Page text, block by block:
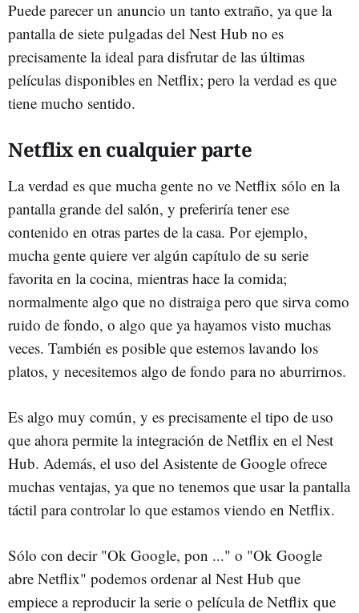
Puede parecer un anuncio un tanto extraño, ya que la
pantalla de siete pulgadas del Nest Hub no es
precisamente la ideal para disfrutar de las últimas
películas disponibles en Netflix; pero la verdad es que
tiene mucho sentido.
Netflix en cualquier parte
La verdad es que mucha gente no ve Netflix sólo en la
pantalla grande del salón, y preferiría tener ese
contenido en otras partes de la casa. Por ejemplo,
mucha gente quiere ver algún capítulo de su serie
favorita en la cocina, mientras hace la comida;
normalmente algo que no distraiga pero que sirva como
ruido de fondo, o algo que ya hayamos visto muchas
veces. También es posible que estemos lavando los
platos, y necesitemos algo de fondo para no aburrirnos.
Es algo muy común, y es precisamente el tipo de uso
que ahora permite la integración de Netflix en el Nest
Hub. Además, el uso del Asistente de Google ofrece
muchas ventajas, ya que no tenemos que usar la pantalla
táctil para controlar lo que estamos viendo en Netflix.
Sólo con decir "Ok Google, pon ..." o "Ok Google
abre Netflix" podemos ordenar al Nest Hub que
empiece a reproducir la serie o película de Netflix que